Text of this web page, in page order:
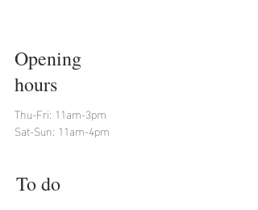
Opening
hours
Thu-Fri: 11am-3pm
Sat-Sun: 11am-4pm
To do